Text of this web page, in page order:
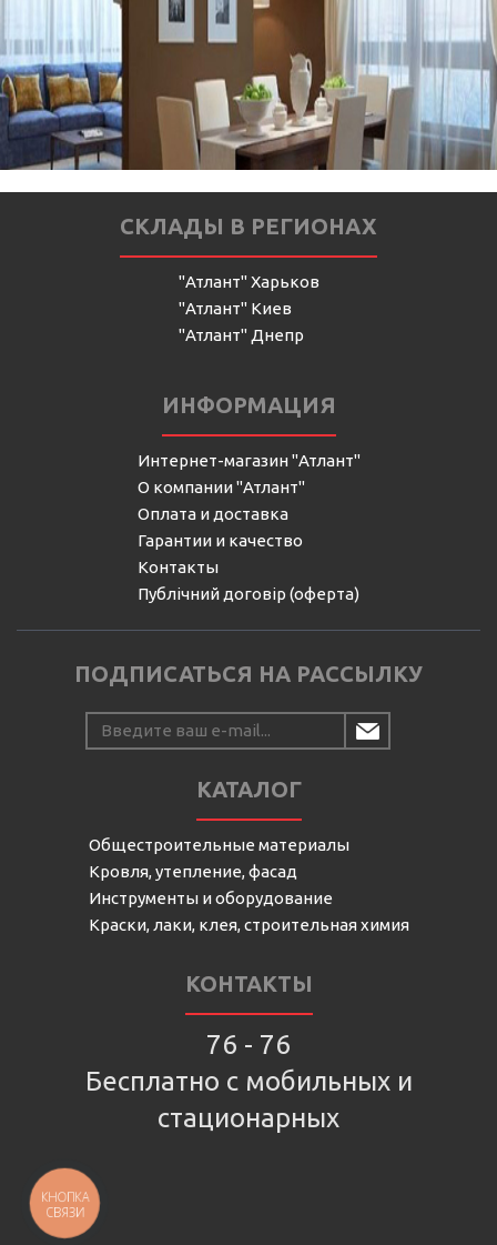
СКЛАДЫ В РЕГИОНАХ
"Атлант" Харьков
"Атлант" Киев
"Атлант" Днепр
ИНФОРМАЦИЯ
Интернет-магазин "Атлант"
О компании "Атлант"
Оплата и доставка
Гарантии и качество
Контакты
Публічний договір (оферта)
ПОДПИСАТЬСЯ НА РАССЫЛКУ
КАТАЛОГ
Общестроительные материалы
Кровля, утепление, фасад
Инструменты и оборудование
Краски, лаки, клея, строительная химия
КОНТАКТЫ
76 - 76
Бесплатно с мобильных и
стационарных
КНОПКА
СВЯЗИ